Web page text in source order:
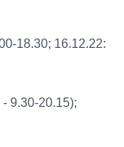
18.30; 16.12.22:
9.30-20.15);